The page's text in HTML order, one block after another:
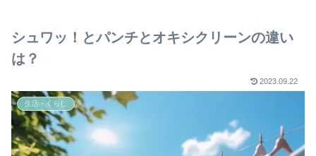
シュワッ！とパンチとオキシクリーンの違い
は？
2023.09.22
生活・くらし